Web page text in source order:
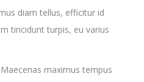
diam tellus, efficitur id
tincidunt turpis, eu varius
maximus tempus